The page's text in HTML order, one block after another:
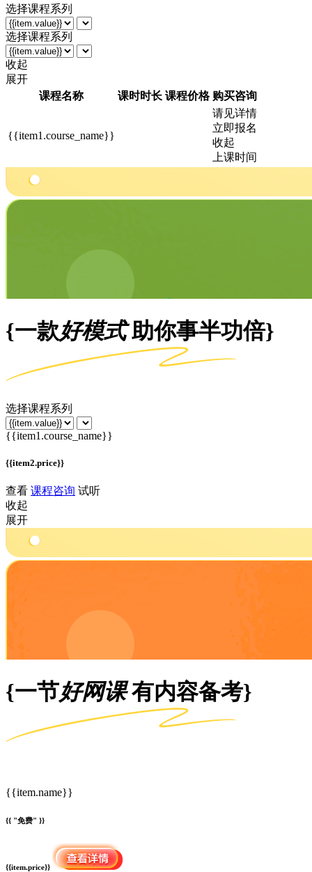
选择课程系列
选择课程系列
收起
展开
课程名称
课时时长 课程价格 购买咨询
{{item1.course_name}}
请见详情
立即报名
收起
上课时间
{一款好模式助你事半功倍}
选择课程系列
{{item1.course_name}}
{{item2.price}}
查看 课程咨询 试听
收起
展开
{一节好网课有内容备考}
{{item.name}}
{{ "免费" }}
{{item.price}}